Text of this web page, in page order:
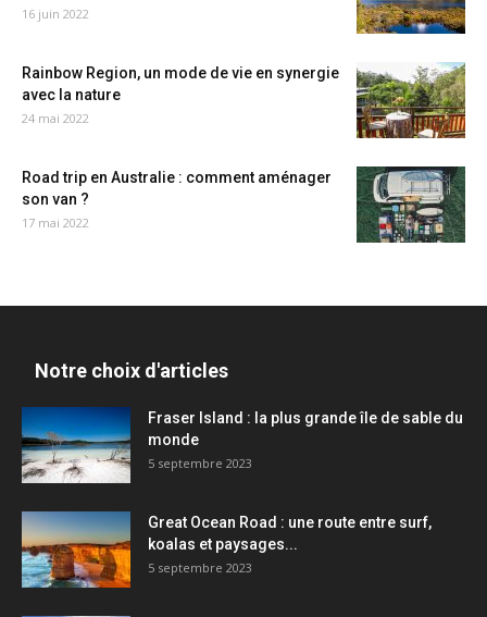
16 juin 2022
Rainbow Region, un mode de vie en synergie
avec la nature
24 mai 2022
Road trip en Australie : comment aménager
son van ?
17 mai 2022
Notre choix d'articles
Fraser Island : la plus grande île de sable du
monde
5 septembre 2023
Great Ocean Road : une route entre surf,
koalas et paysages...
5 septembre 2023